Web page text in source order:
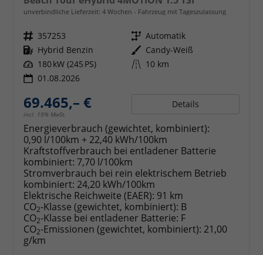
unverbindliche Lieferzeit: 4 Wochen Fahrzeug mit Tageszulassung
Fahrzeugnr. 357253 Getriebe Automatik
Kraftstoff Hybrid Benzin Außenfarbe Candy-Weiß
Leistung 180 kW (245 PS) Kilometerstand 10 km
01.08.2026
69.465,– €
incl. 19% MwSt.
Details
Energieverbrauch (gewichtet, kombiniert):
0,90 l/100km + 22,40 kWh/100km
Kraftstoffverbrauch bei entladener Batterie
kombiniert: 7,70 l/100km
Stromverbrauch bei rein elektrischem Betrieb
kombiniert: 24,20 kWh/100km
Elektrische Reichweite (EAER): 91 km
CO2-Klasse (gewichtet, kombiniert): B
CO2-Klasse bei entladener Batterie: F
CO2-Emissionen (gewichtet, kombiniert): 21,00
g/km